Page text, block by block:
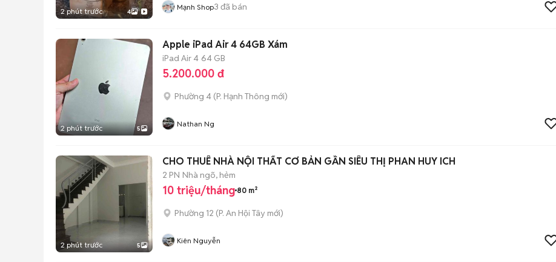
2 phút trước 4 Mạnh Shop3 đã bán
2 phút trước 5
Apple iPad Air 4 64GB Xám
iPad Air 4 64 GB
5.200.000 đ
Phường 4 (P. Hạnh Thông mới)
Nathan Ng
2 phút trước 5
CHO THUÊ NHÀ NỘI THẤT CƠ BẢN GẦN SIÊU THỊ PHAN HUY ICH
2 PN Nhà ngõ, hẻm
10 triệu/tháng 80 m²
Phường 12 (P. An Hội Tây mới)
Kiên Nguyễn